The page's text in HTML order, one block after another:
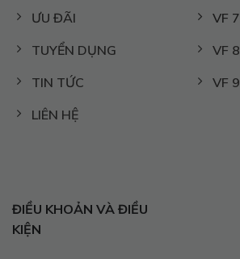
ƯU ĐÃI
TUYỂN DỤNG
TIN TỨC
LIÊN HỆ
VF 7
VF 8
VF 9
ĐIỀU KHOẢN VÀ ĐIỀU
KIỆN